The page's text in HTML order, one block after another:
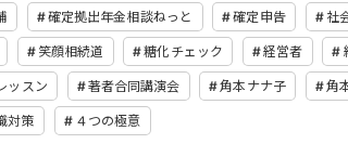
確定拠出年金相談ねっと 確定申告 社
笑顔相続道 糖化チェック 経営者
ッスン 著者合同講演会 角本ナナ子 角
対策 ４つの極意